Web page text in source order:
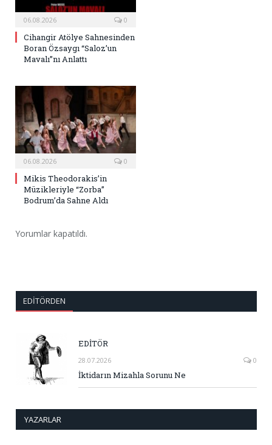
06.08.2026 0
Cihangir Atölye Sahnesinden
Boran Özsaygı “Saloz’un
Mavalı”nı Anlattı
06.08.2026 0
Mikis Theodorakis’in
Müzikleriyle “Zorba”
Bodrum’da Sahne Aldı
Yorumlar kapatıldı.
EDITÖRDEN
EDİTÖR
28.07.2026 0
İktidarın Mizahla Sorunu Ne
YAZARLAR